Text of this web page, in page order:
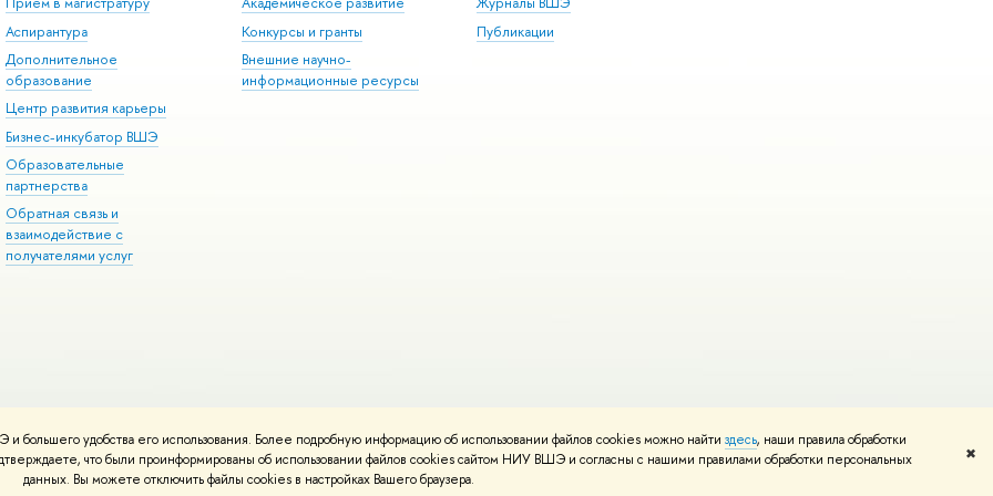
удобства его использования. Более подробную информацию об использовании файлов cookies можно найти здесь, наши правила обработки
что были проинформированы об использовании файлов cookies сайтом НИУ ВШЭ и согласны с нашими правилами обработки персональных
данных. Вы можете отключить файлы cookies в настройках Вашего браузера.
✖
Аспирантура
Дополнительное
образование
Центр развития карьеры
Бизнес-инкубатор ВШЭ
Образовательные
партнерства
Обратная связь и
взаимодействие с
получателями услуг
Конкурсы и гранты
Внешние научно-
информационные ресурсы
Публикации
Редактору
Условия использования материалов Политика конфиденциальности Карта сайта
вШколе дизайна НИУ ВШЭ